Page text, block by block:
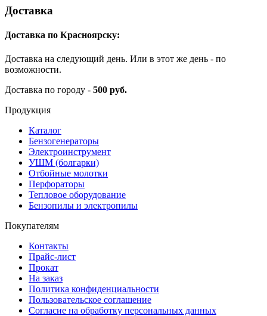
Доставка
Доставка по Красноярску:
Доставка на следующий день. Или в этот же день - по
возможности.
Доставка по городу - 500 руб.
Продукция
Каталог
Бензогенераторы
Электроинструмент
УШМ (болгарки)
Отбойные молотки
Перфораторы
Тепловое оборудование
Бензопилы и электропилы
Покупателям
Контакты
Прайс-лист
Прокат
На заказ
Политика конфиденциальности
Пользовательское соглашение
Согласие на обработку персональных данных